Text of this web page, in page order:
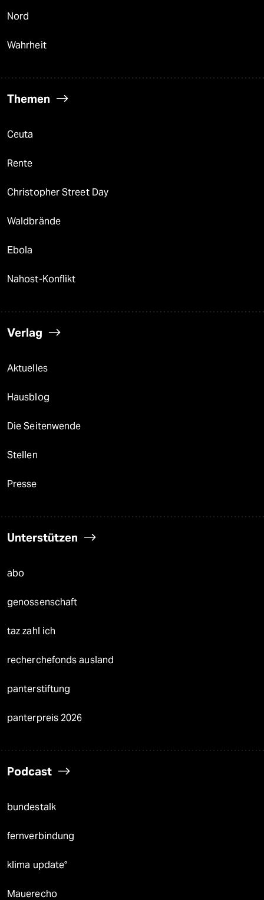
Nord
Wahrheit
Themen
Ceuta
Rente
Christopher Street Day
Waldbrände
Ebola
Nahost-Konflikt
Verlag
Aktuelles
Hausblog
Die Seitenwende
Stellen
Presse
Unterstützen
abo
genossenschaft
taz zahl ich
recherchefonds ausland
panterstiftung
panterpreis 2026
Podcast
bundestalk
fernverbindung
klima update°
Mauerecho